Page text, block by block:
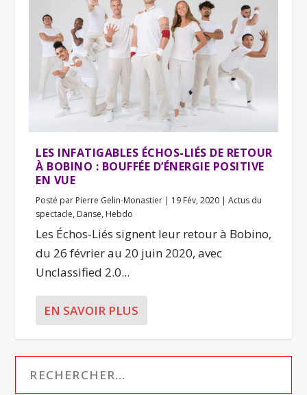
LES INFATIGABLES ÉCHOS-LIÉS DE RETOUR
À BOBINO : BOUFFÉE D’ÉNERGIE POSITIVE
EN VUE
Posté par Pierre Gelin-Monastier | 19 Fév, 2020 |Actus du
spectacle, Danse, Hebdo
Les Échos-Liés signent leur retour à Bobino,
du 26 février au 20 juin 2020, avec
Unclassified 2.0...
EN SAVOIR PLUS